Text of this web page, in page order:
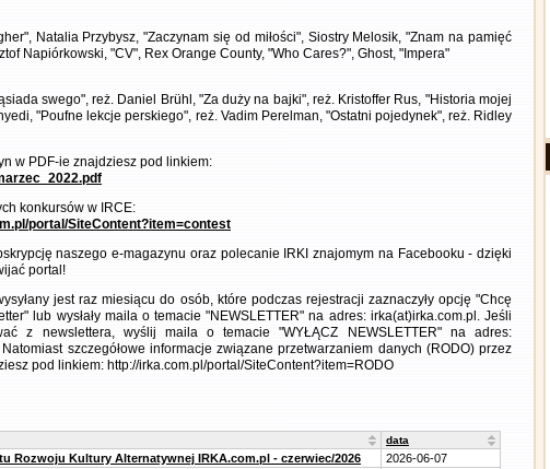
Natalia Przybysz, "Zaczynam się od miłości", Siostry Melosik, "Znam na pamięć
Napiórkowski, "CV", Rex Orange County, "Who Cares?", Ghost, "Impera"
swego", reż. Daniel Brühl, "Za duży na bajki", reż. Kristoffer Rus, "Historia mojej
"Poufne lekcje perskiego", reż. Vadim Perelman, "Ostatni pojedynek", reż. Ridley
w PDF-ie znajdziesz pod linkiem:
konkursów w IRCE:
portal/SiteContent?item=contest
naszego e-magazynu oraz polecanie IRKI znajomym na Facebooku - dzięki
portal!
jest raz miesiącu do osób, które podczas rejestracji zaznaczyły opcję "Chcę
lub wysłały maila o temacie "NEWSLETTER" na adres: irka(at)irka.com.pl. Jeśli
z newslettera, wyślij maila o temacie "WYŁĄCZ NEWSLETTER" na adres:
szczegółowe informacje związane przetwarzaniem danych (RODO) przez
pod linkiem: http://irka.com.pl/portal/SiteContent?item=RODO
data
Rozwoju Kultury Alternatywnej IRKA.com.pl - czerwiec/2026
2026-06-07